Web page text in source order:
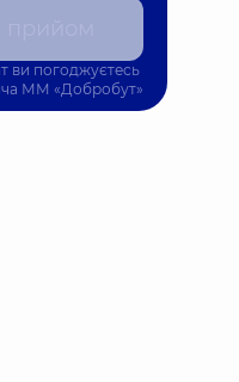
ви погоджуєтесь
ММ «Добробут»